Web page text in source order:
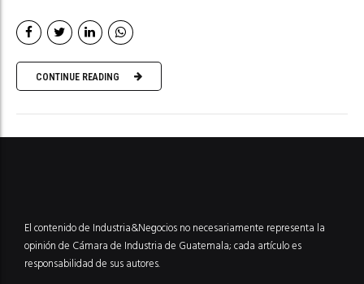
CONTINUE READING
El contenido de Industria&Negocios no necesariamente representa la
opinión de Cámara de Industria de Guatemala; cada artículo es
responsabilidad de sus autores.